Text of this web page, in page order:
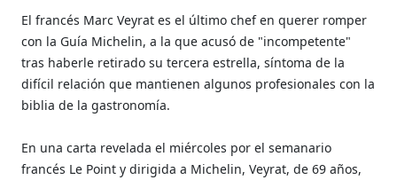
El francés Marc Veyrat es el último chef en querer romper
con la Guía Michelin, a la que acusó de "incompetente"
tras haberle retirado su tercera estrella, síntoma de la
difícil relación que mantienen algunos profesionales con la
biblia de la gastronomía.
En una carta revelada el miércoles por el semanario
francés Le Point y dirigida a Michelin, Veyrat, de 69 años,